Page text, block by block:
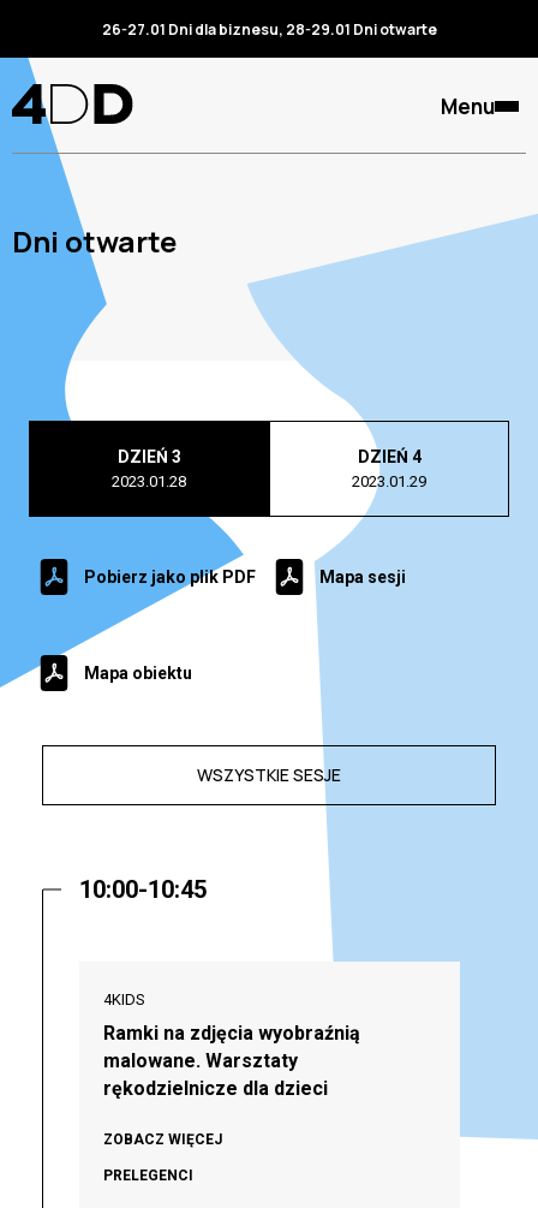
26-27.01 Dni dla biznesu, 28-29.01 Dni otwarte
Menu
Dni otwarte
DZIEŃ 3
2023.01.28
DZIEŃ 4
2023.01.29
Pobierz jako plik PDF Mapa sesji
Mapa obiektu
WSZYSTKIE SESJE
10:00-10:45
4KIDS
Ramki na zdjęcia wyobraźnią
malowane. Warsztaty
rękodzielnicze dla dzieci
ZOBACZ WIĘCEJ
PRELEGENCI